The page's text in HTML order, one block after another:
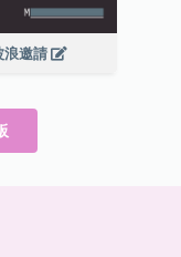
浪邀請